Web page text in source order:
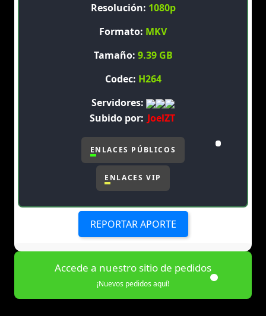
Resolución: 1080p
Formato: MKV
Tamaño: 9.39 GB
Codec: H264
Servidores:
Subido por: JoelZT
ENLACES PÚBLICOS
ENLACES VIP
REPORTAR APORTE
Accede a nuestro sitio de pedidos
¡Nuevos pedidos aquí!